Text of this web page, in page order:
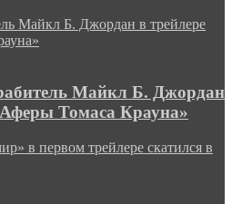
Майкл Б. Джордан в трейлере
Майкл Б. Джордан
Томаса Крауна»
в первом трейлере скатился в